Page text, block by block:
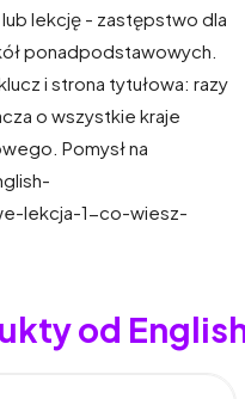
lekcję - zastępstwo dla
ponadpodstawowych.
i strona tytułowa: razy
o wszystkie kraje
Pomysł na
lekcja-1-co-wiesz-
od